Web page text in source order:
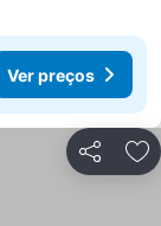
Ver preços
Partilhar